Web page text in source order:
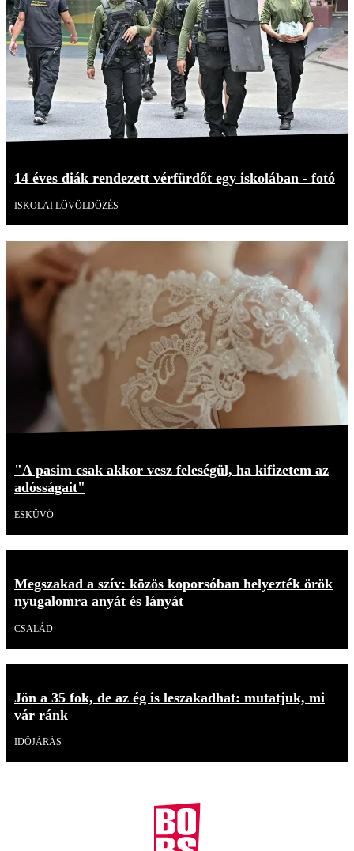
14 éves diák rendezett vérfürdőt egy iskolában - fotó
ISKOLAI LÖVÖLDÖZÉS
"A pasim csak akkor vesz feleségül, ha kifizetem az
adósságait"
ESKÜVŐ
Megszakad a szív: közös koporsóban helyezték örök
nyugalomra anyát és lányát
CSALÁD
Jön a 35 fok, de az ég is leszakadhat: mutatjuk, mi
vár ránk
IDŐJÁRÁS